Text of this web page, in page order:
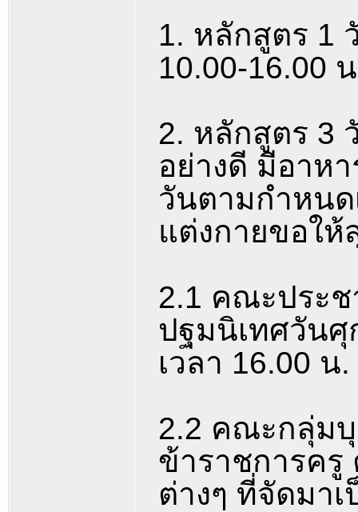
1. หลักสูตร 1
10.00-16.00
2. หลักสูตร 3
อย่างดี มีอาห
วันตามกำหนด
แต่งกายขอให้
2.1 คณะประช
ปฐมนิเทศวัน
เวลา 16.00 น.
2.2 คณะกลุ่ม
ข้าราชการครู
ต่างๆ ที่จัดมา